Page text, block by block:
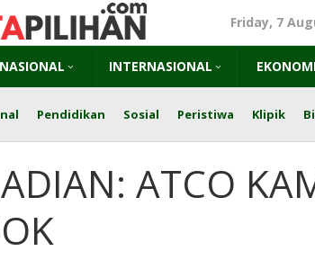
Friday, 7
NASIONAL INTERNASIONAL
Pendidikan Sosial Peristiwa Klipik
ATCO